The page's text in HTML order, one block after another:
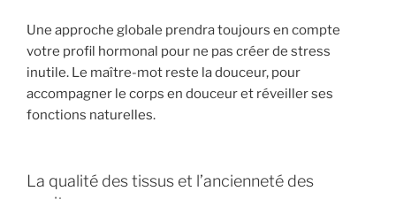
Une approche globale prendra toujours en compte
votre profil hormonal pour ne pas créer de stress
inutile. Le maître-mot reste la douceur, pour
accompagner le corps en douceur et réveiller ses
fonctions naturelles.
La qualité des tissus et l’ancienneté des